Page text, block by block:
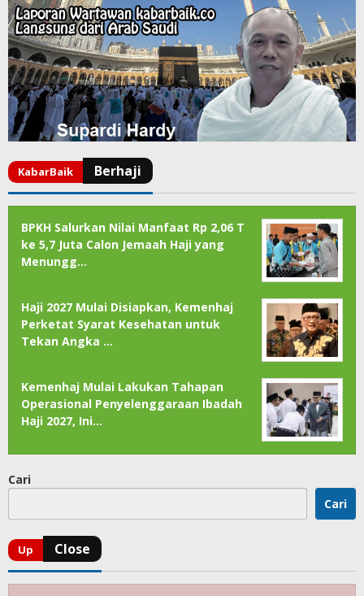
BPKH Salurkan Nilai Manfaat Rp 2,06 T
ke 5,7 Juta Calon Jemaah Haji yang
Menungg…
Haji 2027 Mulai Disiapkan, Kemenhaj
Perketat Syarat Kesehatan untuk
Tekan Angka …
Kemenhaj Mulai Lakukan Tahapan
Operasional Penyelenggaraan Ibadah
Haji 2027, Ini…
Cari
Cari